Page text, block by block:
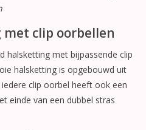
clip oorbellen
halsketting met bijpassende clip
halsketting is opgebouwd uit
clip oorbel heeft ook een
einde van een dubbel stras